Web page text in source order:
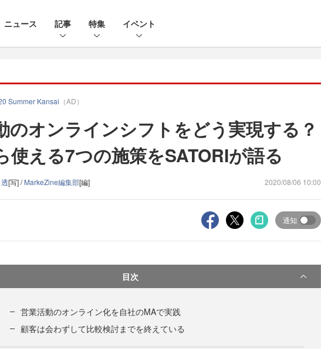
ニュース 記事 特集 イベント
Summer Kansai （AD）
のオンラインシフトをどう実現する？
使える7つの施策をSATORIが語る
[写] /MarkeZine編集部[編] 2020/08/06 10:00
通知
目次
営業活動のオンライン化を自社のMAで実践
顧客は会わずして比較検討までを終えている